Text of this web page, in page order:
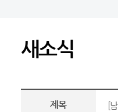
새소식
제목 [